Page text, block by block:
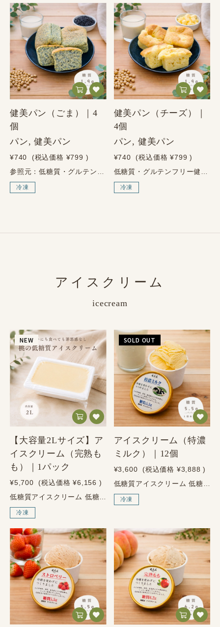
健美パン（ごま）｜4
個
パン, 健美パン
¥740 (税込価格 ¥799 )
冷凍
健美パン（チーズ）｜
4個
パン, 健美パン
¥740 (税込価格 ¥799 )
冷凍
アイスクリーム
icecream
NEW
【大容量2Lサイズ】ア
イスクリーム（完熟も
も）｜1パック
¥5,700 (税込価格 ¥6,156 )
冷凍
SOLD OUT
アイスクリーム（特濃
ミルク）｜12個
¥3,600 (税込価格 ¥3,888 )
冷凍